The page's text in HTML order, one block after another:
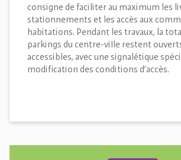
consigne de faciliter au maximum les
stationnements et les accès aux
habitations. Pendant les travaux, la
parkings du centre-ville restent
accessibles, avec une signalétique
modification des conditions d’accès.